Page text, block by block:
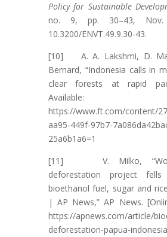
Policy for Sustainable
no. 9, pp. 30–43, Nov.
10.3200/ENVT.49.9.30-43.
[10] A. A. Lakshmi, D.
Bernard, “Indonesia calls in
clear forests at rapid
Available:
https://www.ft.com/content/
aa95-449f-97b7-
25a6b1a6=1
[11] V. Milko,
deforestation project
bioethanol fuel, sugar and
| AP News,” AP News.
https://apnews.com/article/
deforestation-papua-